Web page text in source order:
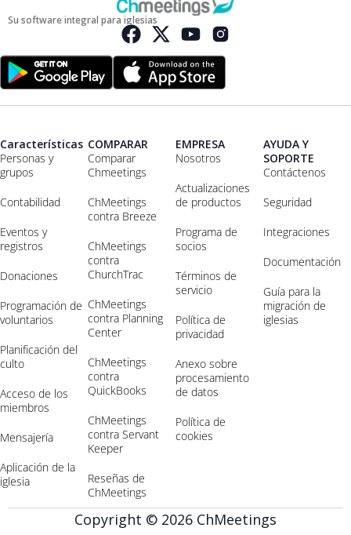
Su software integral para iglesias
Características
Personas y
grupos
Contabilidad
Eventos y
registros
Donaciones
Programación de
voluntarios
Planificación del
culto
Acceso de los
miembros
Mensajería
Aplicación de la
iglesia
COMPARAR
Comparar
Chmeetings
ChMeetings
contra Breeze
ChMeetings
contra
ChurchTrac
ChMeetings
contra Planning
Center
ChMeetings
contra
QuickBooks
ChMeetings
contra Servant
Keeper
Reseñas de
ChMeetings
EMPRESA
Nosotros
Actualizaciones
de productos
Programa de
socios
Términos de
servicio
Política de
privacidad
Anexo sobre
procesamiento
de datos
Política de
cookies
AYUDA Y
SOPORTE
Contáctenos
Seguridad
Integraciones
Documentación
Guía para la
migración de
iglesias
Copyright © 2026 ChMeetings